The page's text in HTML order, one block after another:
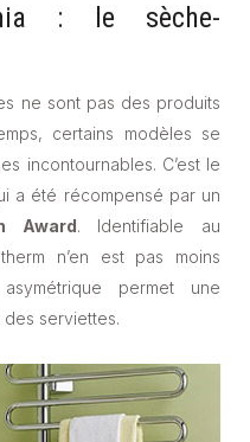
: le sèche-
ne sont pas des produits
certains modèles se
incontournables. C’est le
a été récompensé par un
Award. Identifiable au
n’en est pas moins
permet une
serviettes.